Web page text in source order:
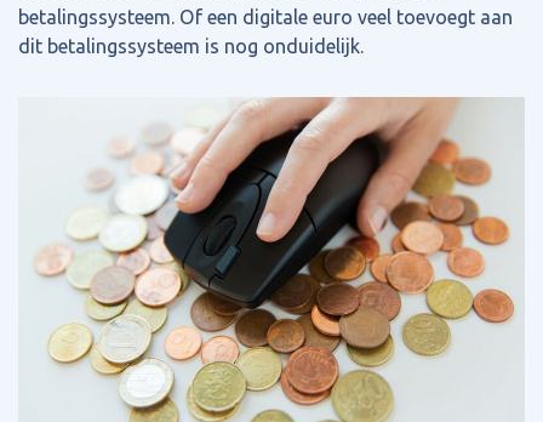
betalingssysteem. Of een digitale euro veel toevoegt aan
dit betalingssysteem is nog onduidelijk.